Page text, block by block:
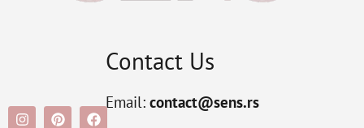
Contact Us
Email: contact@sens.rs